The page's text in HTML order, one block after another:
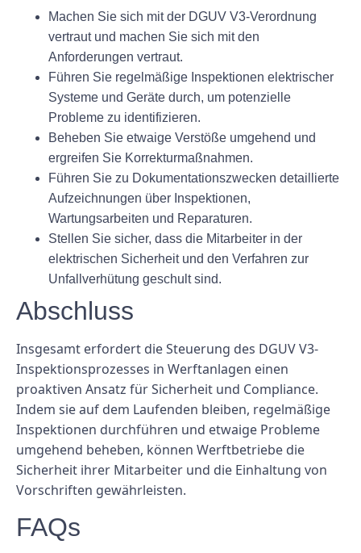
Machen Sie sich mit der DGUV V3-Verordnung
vertraut und machen Sie sich mit den
Anforderungen vertraut.
Führen Sie regelmäßige Inspektionen elektrischer
Systeme und Geräte durch, um potenzielle
Probleme zu identifizieren.
Beheben Sie etwaige Verstöße umgehend und
ergreifen Sie Korrekturmaßnahmen.
Führen Sie zu Dokumentationszwecken detaillierte
Aufzeichnungen über Inspektionen,
Wartungsarbeiten und Reparaturen.
Stellen Sie sicher, dass die Mitarbeiter in der
elektrischen Sicherheit und den Verfahren zur
Unfallverhütung geschult sind.
Abschluss
Insgesamt erfordert die Steuerung des DGUV V3-
Inspektionsprozesses in Werftanlagen einen
proaktiven Ansatz für Sicherheit und Compliance.
Indem sie auf dem Laufenden bleiben, regelmäßige
Inspektionen durchführen und etwaige Probleme
umgehend beheben, können Werftbetriebe die
Sicherheit ihrer Mitarbeiter und die Einhaltung von
Vorschriften gewährleisten.
FAQs